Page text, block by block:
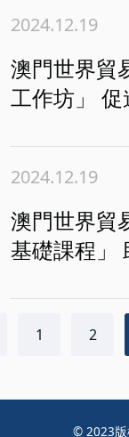
2024.12.19
澳門世界貿
工作坊」
2024.12.19
澳門世界貿
基礎課程」
1 2
© 2023版